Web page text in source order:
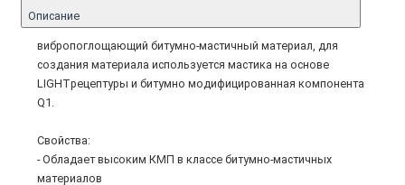
Описание
вибропоглощающий битумно-мастичный материал, для
создания материала используется мастика на основе
LIGHTрецептуры и битумно модифицированная компонента
Q1.
Свойства:
- Обладает высоким КМП в классе битумно-мастичных
материалов